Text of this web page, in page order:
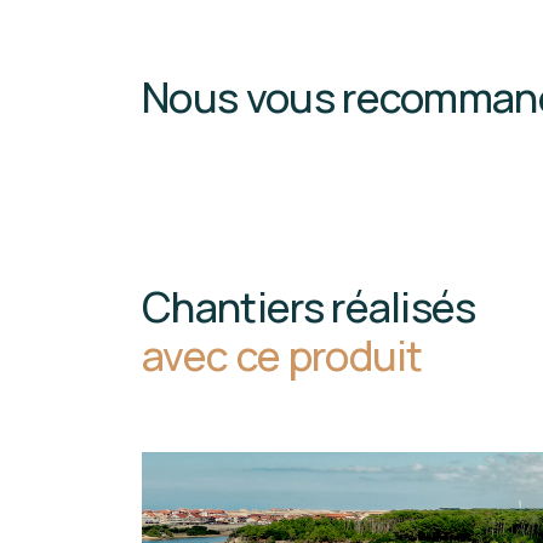
Nous vous
Chantiers réalisés
avec ce produit